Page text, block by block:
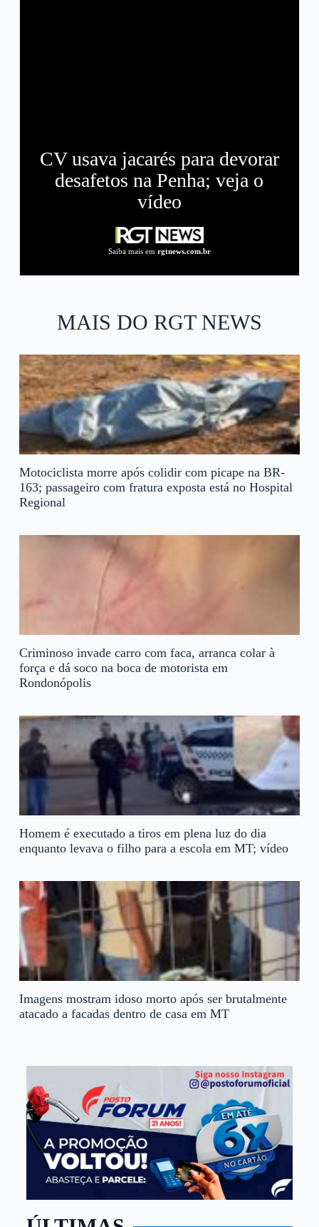
CV usava jacarés para devorar
desafetos na Penha; veja o
vídeo
Saiba mais em rgtnews.com.br
MAIS DO RGT NEWS
Motociclista morre após colidir com picape na BR-
163; passageiro com fratura exposta está no Hospital
Regional
Criminoso invade carro com faca, arranca colar à
força e dá soco na boca de motorista em
Rondonópolis
Homem é executado a tiros em plena luz do dia
enquanto levava o filho para a escola em MT; vídeo
Imagens mostram idoso morto após ser brutalmente
atacado a facadas dentro de casa em MT